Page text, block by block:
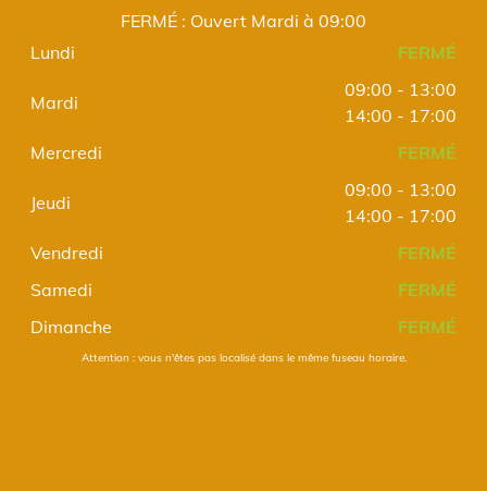
FERMÉ : Ouvert Mardi à 09:00
Lundi
FERMÉ
Mardi
09:00 - 13:00
14:00 - 17:00
Mercredi
FERMÉ
Jeudi
09:00 - 13:00
14:00 - 17:00
Vendredi
FERMÉ
Samedi
FERMÉ
Dimanche
FERMÉ
Attention : vous n'êtes pas localisé dans le même fuseau horaire.